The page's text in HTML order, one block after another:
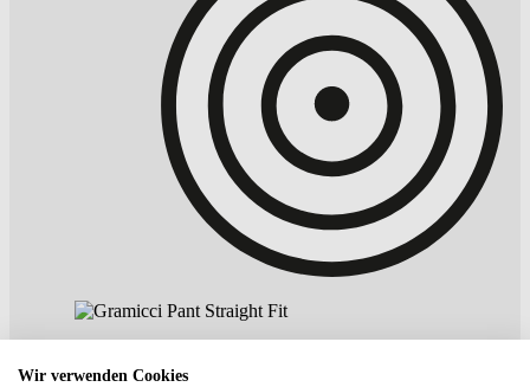
Wir verwenden Cookies